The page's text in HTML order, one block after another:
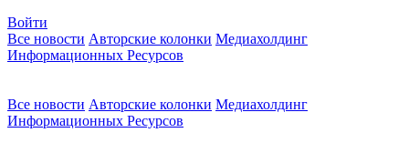
Войти
Все новости Авторские колонки Медиахолдинг
Информационных Ресурсов
Все новости Авторские колонки Медиахолдинг
Информационных Ресурсов